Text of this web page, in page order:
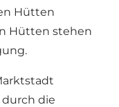
Hütten
Hütten stehen
durch die